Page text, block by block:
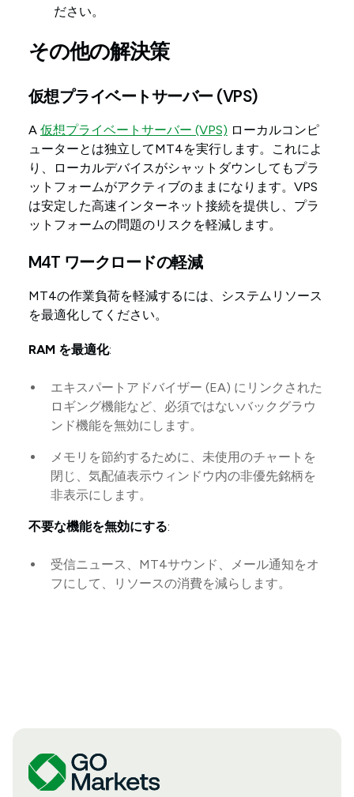
ださい。
その他の解決策
仮想プライベートサーバー (VPS)
A 仮想プライベートサーバー (VPS) ローカルコンピ
ューターとは独立してMT4を実行します。これによ
り、ローカルデバイスがシャットダウンしてもプラ
ットフォームがアクティブのままになります。VPS
は安定した高速インターネット接続を提供し、プラ
ットフォームの問題のリスクを軽減します。
M4T ワークロードの軽減
MT4の作業負荷を軽減するには、システムリソース
を最適化してください。
RAM を最適化:
エキスパートアドバイザー (EA) にリンクされた
ロギング機能など、必須ではないバックグラウ
ンド機能を無効にします。
メモリを節約するために、未使用のチャートを
閉じ、気配値表示ウィンドウ内の非優先銘柄を
非表示にします。
不要な機能を無効にする:
受信ニュース、MT4サウンド、メール通知をオ
フにして、リソースの消費を減らします。